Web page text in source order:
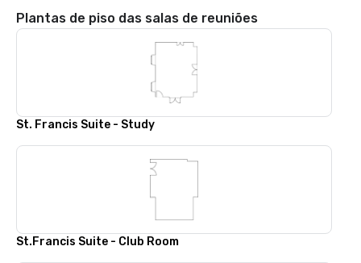
Plantas de piso das salas de reuniões
St. Francis Suite - Study
St.Francis Suite - Club Room